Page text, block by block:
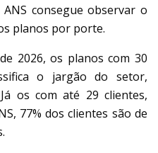
consegue observar o
planos por porte.
2026, os planos com 30
o jargão do setor,
os com até 29 clientes,
77% dos clientes são de